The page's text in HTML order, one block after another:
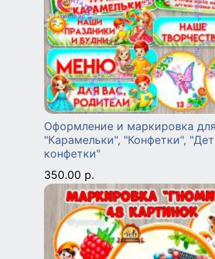
Оформление и маркировка
"Карамельки", "Конфетки",
конфетки"
350.00 р.